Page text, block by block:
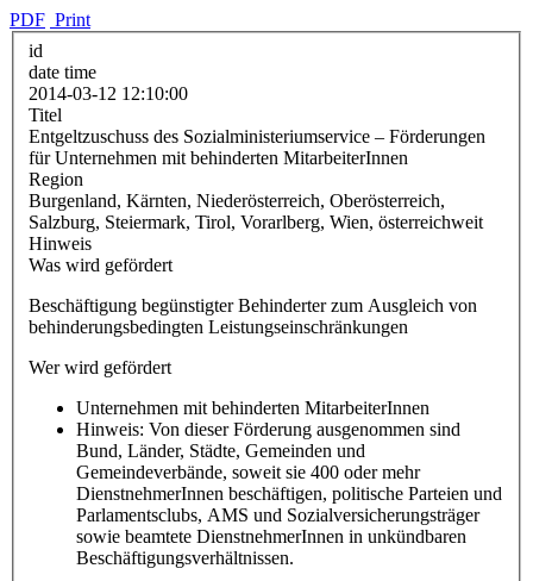
PDF Print
id
date time
2014-03-12 12:10:00
Titel
Entgeltzuschuss des Sozialministeriumservice – Förderungen
für Unternehmen mit behinderten MitarbeiterInnen
Region
Burgenland, Kärnten, Niederösterreich, Oberösterreich,
Salzburg, Steiermark, Tirol, Vorarlberg, Wien, österreichweit
Hinweis
Was wird gefördert
Beschäftigung begünstigter Behinderter zum Ausgleich von
behinderungsbedingten Leistungseinschränkungen
Wer wird gefördert
Unternehmen mit behinderten MitarbeiterInnen
Hinweis: Von dieser Förderung ausgenommen sind
Bund, Länder, Städte, Gemeinden und
Gemeindeverbände, soweit sie 400 oder mehr
DienstnehmerInnen beschäftigen, politische Parteien und
Parlamentsclubs, AMS und Sozialversicherungsträger
sowie beamtete DienstnehmerInnen in unkündbaren
Beschäftigungsverhältnissen.